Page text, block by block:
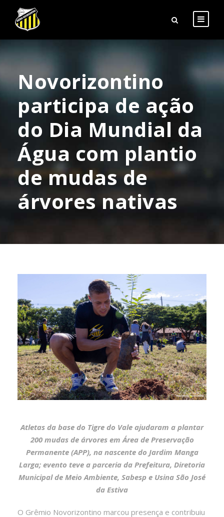
Novorizontino
participa de ação
do Dia Mundial da
Água com plantio
de mudas de
árvores nativas
Atletas da base do Tigre do Vale ajudaram a plantar
200 mudas de árvores em Área de Preservação
Permanente (APP), na nascente do Jardim Manga
Larga; evento teve a parceria da Prefeitura, Diretoria
Municipal de Meio Ambiente, Sabesp e Usina São José
da Estiva
O Grêmio Novorizontino marcou presença e contribuiu